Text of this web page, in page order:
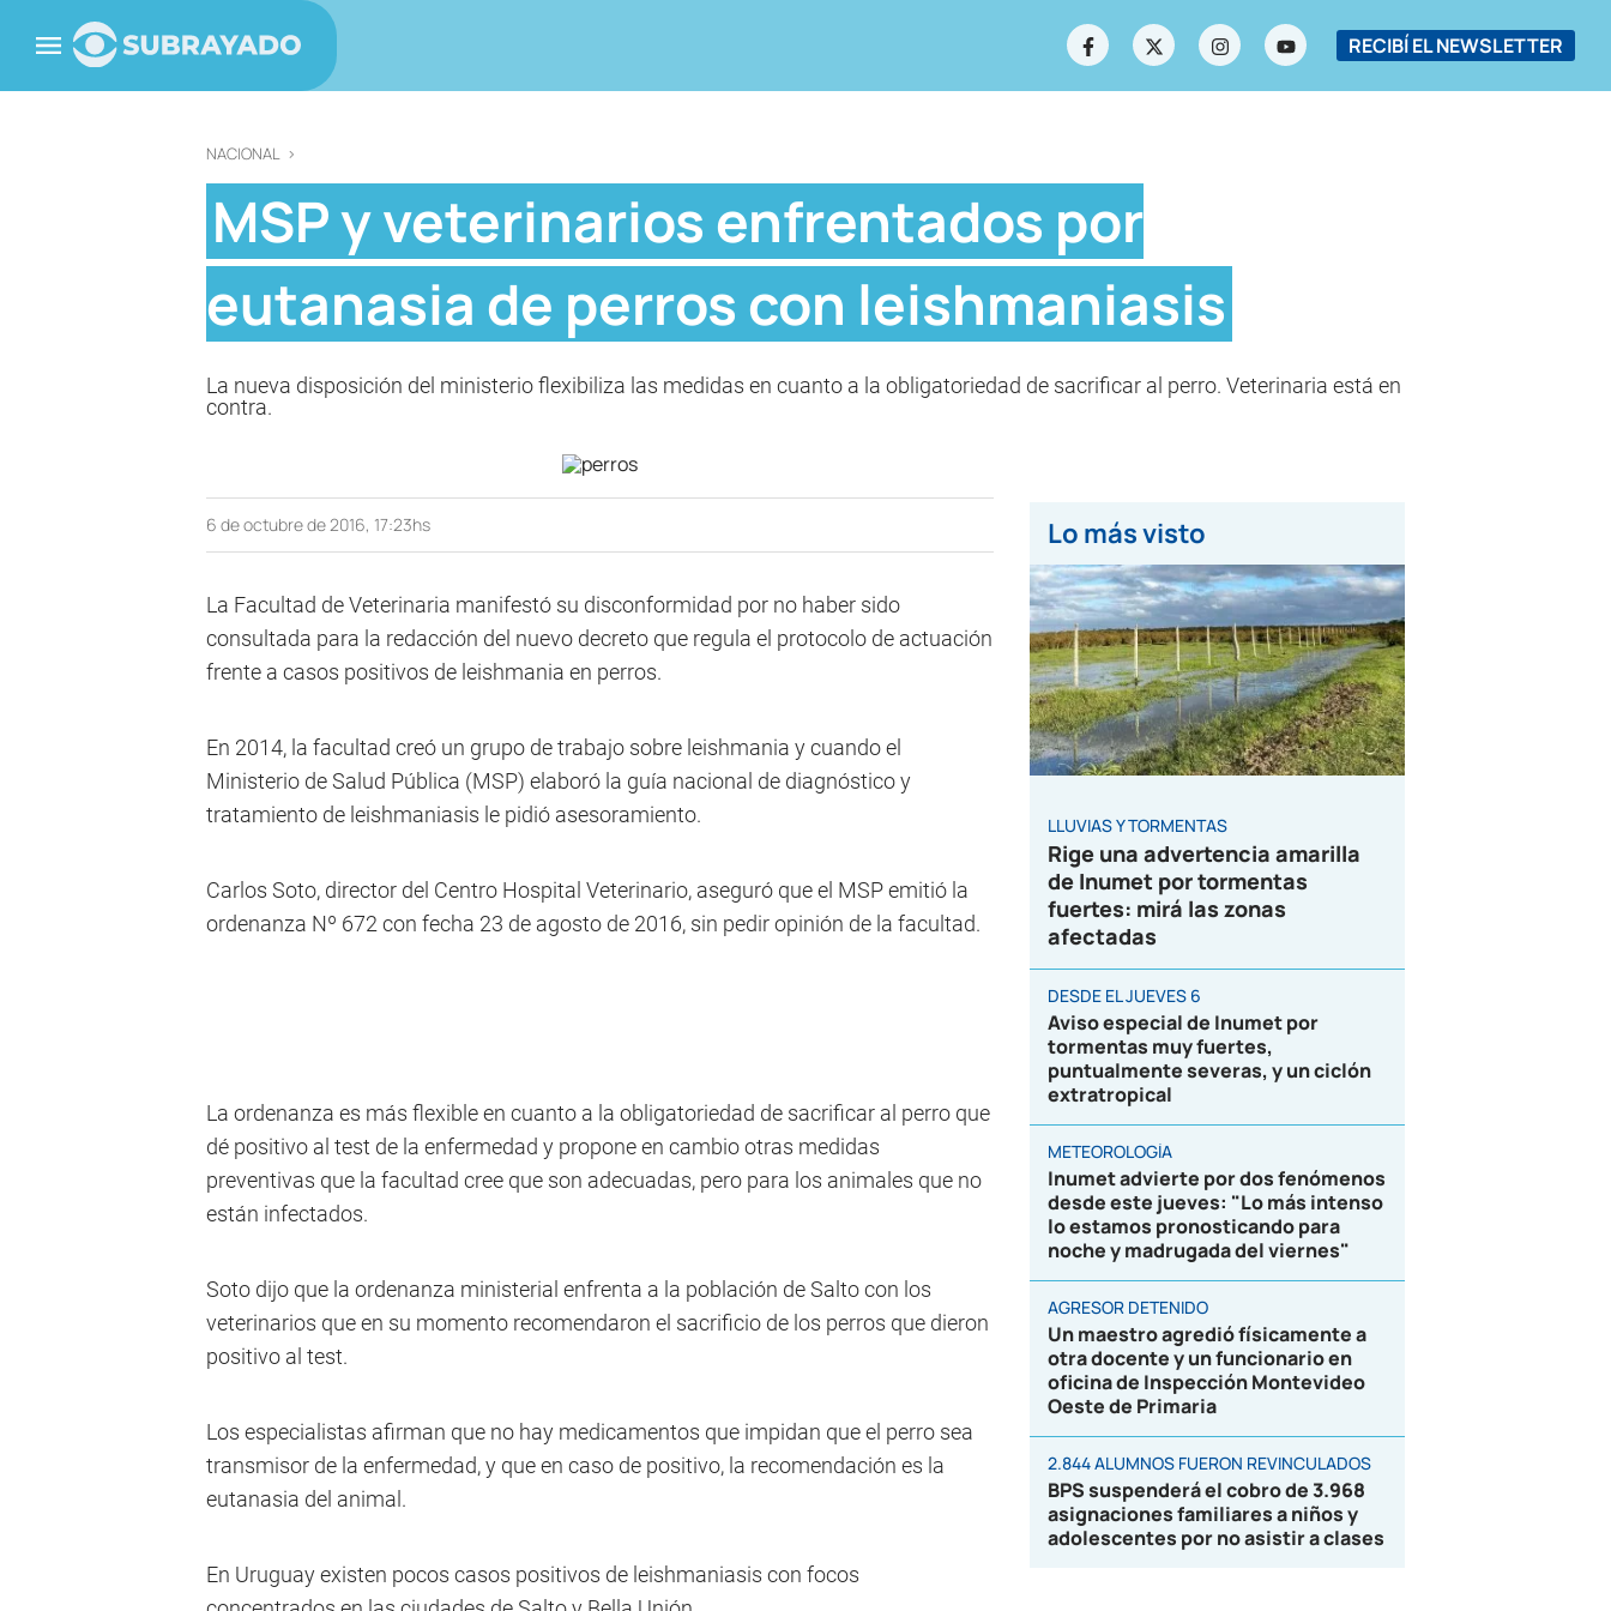
RECIBÍ EL NEWSLETTER
NACIONAL >
MSP y veterinarios enfrentados por
eutanasia de perros con leishmaniasis
La nueva disposición del ministerio flexibiliza las medidas en cuanto a la obligatoriedad de sacrificar al perro. Veterinaria está en
contra.
6 de octubre de 2016, 17:23hs
La Facultad de Veterinaria manifestó su disconformidad por no haber sido
consultada para la redacción del nuevo decreto que regula el protocolo de actuación
frente a casos positivos de leishmania en perros.
En 2014, la facultad creó un grupo de trabajo sobre leishmania y cuando el
Ministerio de Salud Pública (MSP) elaboró la guía nacional de diagnóstico y
tratamiento de leishmaniasis le pidió asesoramiento.
Carlos Soto, director del Centro Hospital Veterinario, aseguró que el MSP emitió la
ordenanza Nº 672 con fecha 23 de agosto de 2016, sin pedir opinión de la facultad.
La ordenanza es más flexible en cuanto a la obligatoriedad de sacrificar al perro que
dé positivo al test de la enfermedad y propone en cambio otras medidas
preventivas que la facultad cree que son adecuadas, pero para los animales que no
están infectados.
Soto dijo que la ordenanza ministerial enfrenta a la población de Salto con los
veterinarios que en su momento recomendaron el sacrificio de los perros que dieron
positivo al test.
Los especialistas afirman que no hay medicamentos que impidan que el perro sea
transmisor de la enfermedad, y que en caso de positivo, la recomendación es la
eutanasia del animal.
En Uruguay existen pocos casos positivos de leishmaniasis con focos
Lo más visto
LLUVIAS Y TORMENTAS
Rige una advertencia amarilla
de Inumet por tormentas
fuertes: mirá las zonas
afectadas
DESDE EL JUEVES 6
Aviso especial de Inumet por
tormentas muy fuertes,
puntualmente severas, y un ciclón
extratropical
METEOROLOGÍA
Inumet advierte por dos fenómenos
desde este jueves: "Lo más intenso
lo estamos pronosticando para
noche y madrugada del viernes"
AGRESOR DETENIDO
Un maestro agredió físicamente a
otra docente y un funcionario en
oficina de Inspección Montevideo
Oeste de Primaria
2.844 ALUMNOS FUERON REVINCULADOS
BPS suspenderá el cobro de 3.968
asignaciones familiares a niños y
adolescentes por no asistir a clases